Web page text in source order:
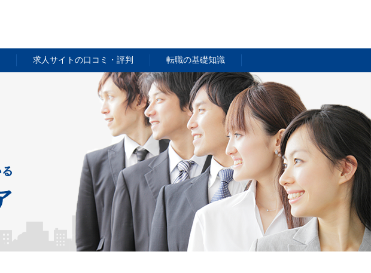
求人サイトの口コミ・評判 転職の基礎知識